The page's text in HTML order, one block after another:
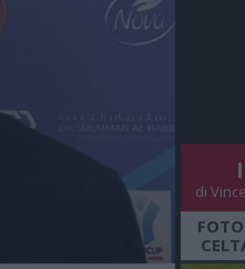
di